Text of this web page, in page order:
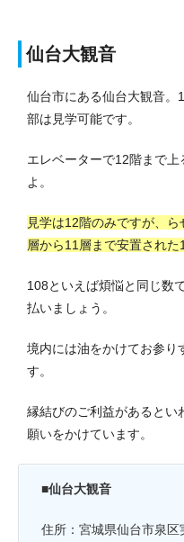
仙台大観音
仙台市にある仙台大観音。
部は見学可能です。
エレベーターで12階まで
よ。
見学は12階のみですが、
層から11層まで安置され
108といえば煩悩と同じ数
払いましょう。
境内には油をかけてお参り
す。
縁結びのご利益があるとい
願いをかけています。
■仙台大観音
住所：宮城県仙台市泉